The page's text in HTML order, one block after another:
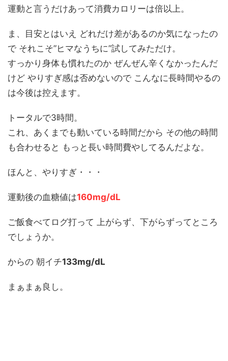
運動と言うだけあって消費カロリーは倍以上。
ま、目安とはいえ どれだけ差があるのか気になったの
で それこそ”ヒマなうちに”試してみただけ。
すっかり身体も慣れたのか ぜんぜん辛くなかったんだ
けど やりすぎ感は否めないので こんなに長時間やるの
は今後は控えます。
トータルで3時間。
これ、あくまでも動いている時間だから その他の時間
も合わせると もっと長い時間費やしてるんだよな。
ほんと、やりすぎ・・・
運動後の血糖値は160mg/dL
ご飯食べてログ打って 上がらず、下がらずってところ
でしょうか。
からの 朝イチ133mg/dL
まぁまぁ良し。